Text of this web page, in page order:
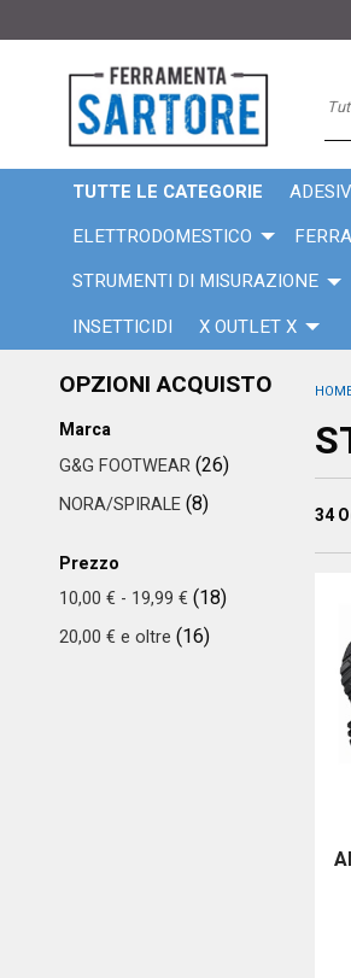
TUTTE LE CATEGORIE
ELETTRODOMESTICO
STRUMENTI DI MISURAZIONE
INSETTICIDI
X OUTLET X
OPZIONI ACQUISTO
Marca
G&G FOOTWEAR(26)
NORA/SPIRALE(8)
Prezzo
10,00 € - 19,99 € (18)
20,00 € e oltre (16)
34